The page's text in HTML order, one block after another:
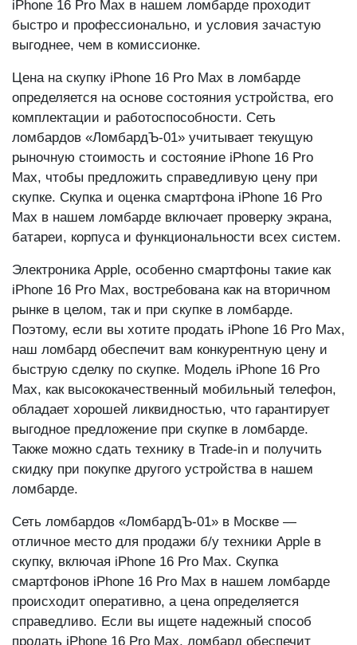
iPhone 16 Pro Max в нашем ломбарде проходит
быстро и профессионально, и условия зачастую
Цена на скупку iPhone 16 Pro Max в ломбарде
определяется на основе состояния устройства, его
комплектации и работоспособности. Сеть
ломбардов «ЛомбардЪ-01» учитывает текущую
рыночную стоимость и состояние iPhone 16 Pro
Max, чтобы предложить справедливую цену при
скупке. Скупка и оценка смартфона iPhone 16 Pro
Max в нашем ломбарде включает проверку экрана,
Электроника Apple, особенно смартфоны такие как
iPhone 16 Pro Max, востребована как на вторичном
рынке в целом, так и при скупке в ломбарде.
Поэтому, если вы хотите продать iPhone 16 Pro Max,
наш ломбард обеспечит вам конкурентную цену и
быструю сделку по скупке. Модель iPhone 16 Pro
Max, как высококачественный мобильный телефон,
обладает хорошей ликвидностью, что гарантирует
выгодное предложение при скупке в ломбарде.
Также можно сдать технику в Trade-in и получить
скидку при покупке другого устройства в нашем
Сеть ломбардов «ЛомбардЪ-01» в Москве —
отличное место для продажи б/у техники Apple в
скупку, включая iPhone 16 Pro Max. Скупка
смартфонов iPhone 16 Pro Max в нашем ломбарде
происходит оперативно, а цена определяется
справедливо. Если вы ищете надежный способ